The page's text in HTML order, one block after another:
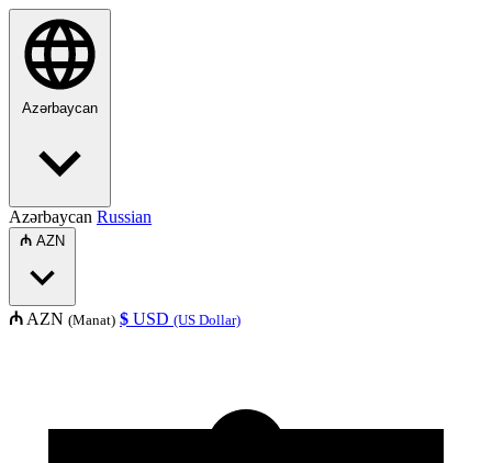
Azərbaycan
Azərbaycan Russian
₼ AZN
₼ AZN (Manat) $ USD (US Dollar)